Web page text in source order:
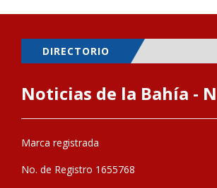
DIRECTORIO
Noticias de la Bahía -
Marca registrada
No. de Registro 1655768